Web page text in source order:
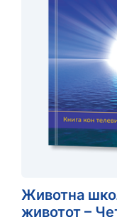
Животна
животот –